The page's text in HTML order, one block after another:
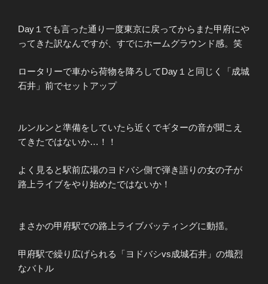
Day１でも言った通り一度東京に戻ってからまた甲府にや
ってきた訳なんですが、すでにホームグラウンド感。笑
ロータリーで車から荷物を降ろしてDay１と同じく「成城
石井」前でセットアップ
ルンルンと準備をしていたら近くでギターの音が聞こえ
てきたではないか…！！
よく見ると駅前広場のヨドバシ側で弾き語りの女の子が
路上ライブをやり始めたではないか！
まさかの甲府駅での路上ライブバッティングに動揺。
甲府駅で繰り広げられる「ヨドバシvs成城石井」の熾烈
なバトル